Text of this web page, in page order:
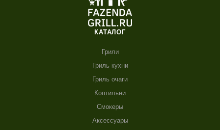
КАТАЛОГ
Грили
Гриль кухни
Гриль очаги
Коптильни
Смокеры
Аксессуары